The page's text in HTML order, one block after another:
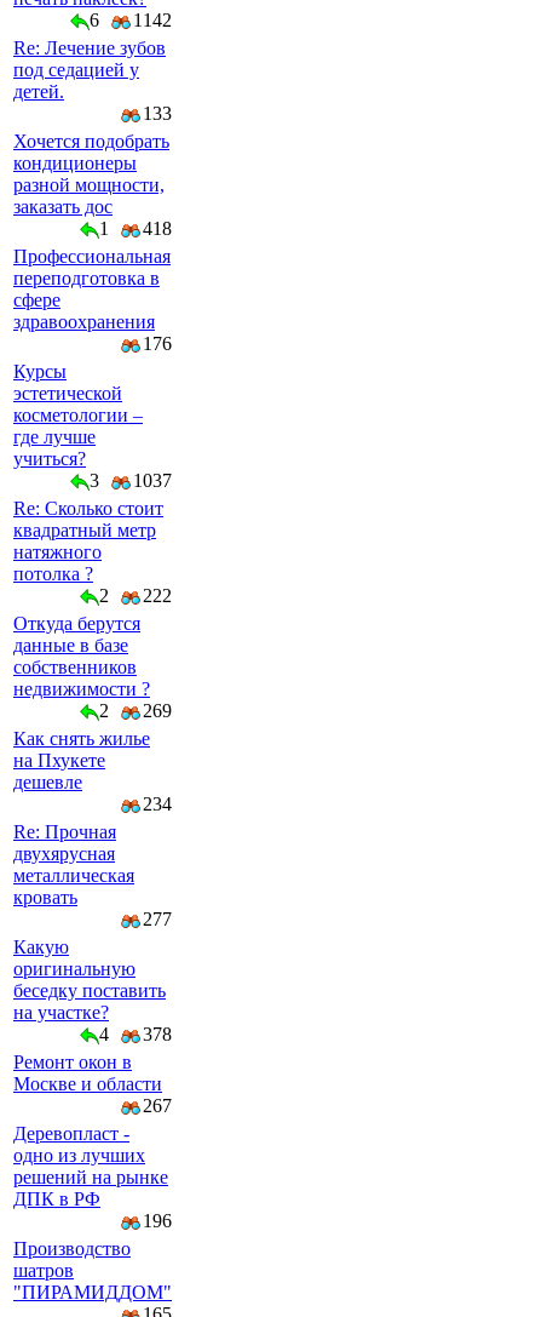
6
1142
Re: Лечение зубов
под седацией у
детей.
133
Хочется подобрать
кондиционеры
разной мощности,
заказать дос
1
418
Профессиональная
переподготовка в
сфере
здравоохранения
176
Курсы
эстетической
косметологии –
где лучше
учиться?
3
1037
Re: Сколько стоит
квадратный метр
натяжного
потолка ?
2
222
Откуда берутся
данные в базе
собственников
недвижимости ?
2
269
Как снять жилье
на Пхукете
дешевле
234
Re: Прочная
двухярусная
металлическая
кровать
277
Какую
оригинальную
беседку поставить
на участке?
4
378
Ремонт окон в
Москве и области
267
Деревопласт -
одно из лучших
решений на рынке
ДПК в РФ
196
Производство
шатров
"ПИРАМИДДОМ"